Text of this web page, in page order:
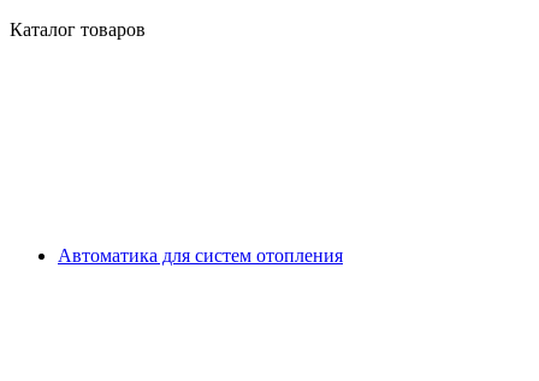
Каталог товаров
Автоматика для систем отопления